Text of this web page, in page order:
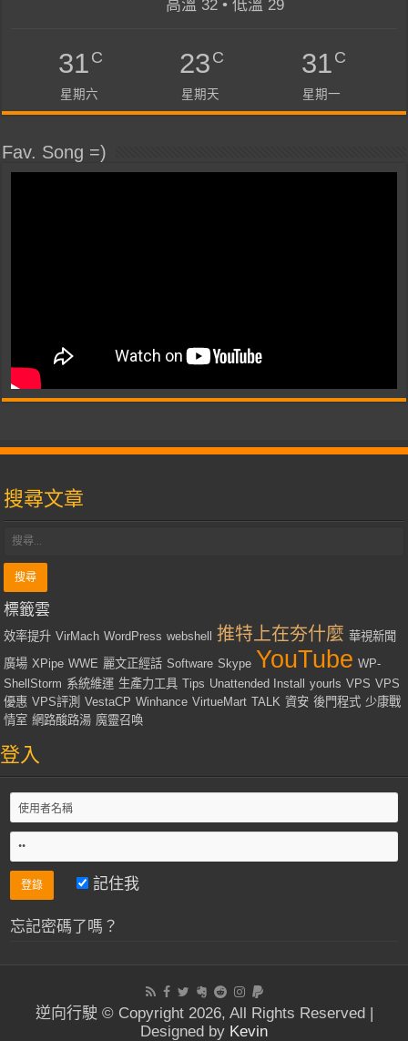
高溫 32 • 低溫 29
31C
星期六
23C
星期天
31C
星期一
Fav. Song =)
搜尋文章
標籤雲
效率提升 VirMach WordPress webshell 推特上在夯什麼 華視新聞
廣場 XPipe WWE 麗文正經話 Software Skype YouTube WP-
ShellStorm 系統維運 生產力工具 Tips Unattended Install yourls VPS VPS
優惠 VPS評測 VestaCP Winhance VirtueMart TALK 資安 後門程式 少康戰
情室 網路酸路湯 魔靈召喚
登入
記住我
忘記密碼了嗎？
逆向行駛 © Copyright 2026, All Rights Reserved |
Designed by Kevin